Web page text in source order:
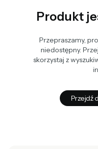
Produkt
Przepraszamy,
niedostępny.
skorzystaj z
Przejdź